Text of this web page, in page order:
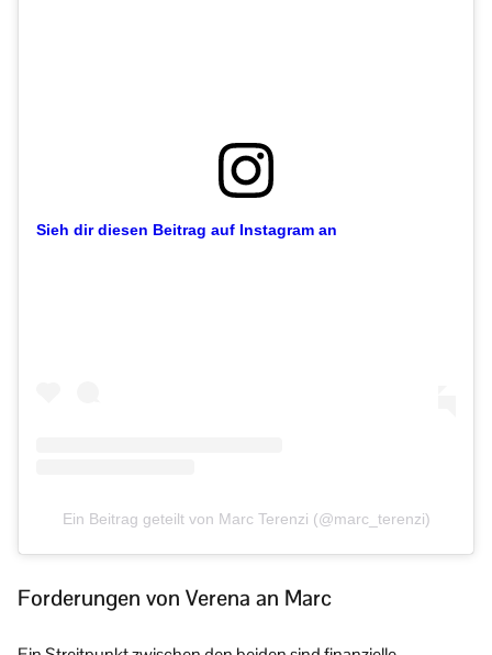
Sieh dir diesen Beitrag auf Instagram an
Ein Beitrag geteilt von Marc Terenzi (@marc_terenzi)
Forderungen von Verena an Marc